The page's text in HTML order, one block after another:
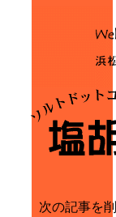
次の記事を